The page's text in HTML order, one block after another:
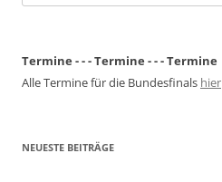
nach:
Termine - - - Termine - - - Termine
Alle Termine für die Bundesfinals hier
NEUESTE BEITRÄGE